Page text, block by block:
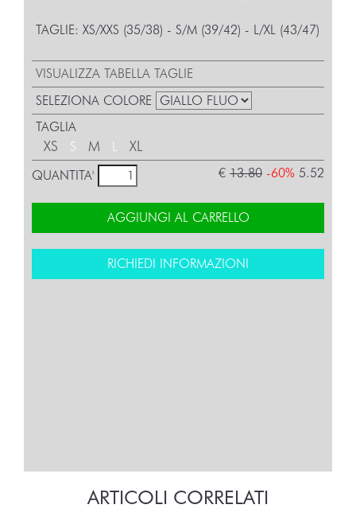
TAGLIE: XS/XXS (35/38) - S/M (39/42) - L/XL (43/47)
VISUALIZZA TABELLA TAGLIE
SELEZIONA COLORE
TAGLIA
XS S M L XL
QUANTITA' € 13.80 -60% 5.52
AGGIUNGI AL CARRELLO
RICHIEDI INFORMAZIONI
ARTICOLI CORRELATI